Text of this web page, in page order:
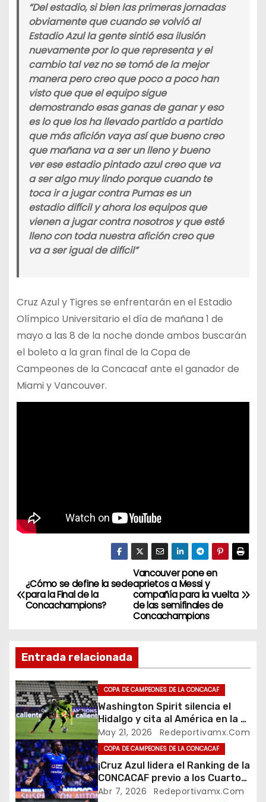
“Del estadio, si bien las primeras jornadas
obviamente que cuando se volvió al
Estadio Azul la gente sintió esa ilusión
nuevamente por lo que representa y el
cambio tal vez no se tomó de la mejor
manera pero creo que poco a poco han
visto que que el equipo sigue
demostrando esas ganas de ganar y eso
es lo que los ha llevado partido a partido
que más afición vaya así que bueno creo
que mañana va a ser un lleno y bueno
ver ese estadio pintado azul creo que va
a ser algo muy lindo porque cuando te
toca ir a jugar contra Pumas es un
estadio difícil y ahora los equipos que
vienen a jugar contra nosotros y que esté
lleno con toda nuestra afición creo que
va a ser igual de difícil”
Cruz Azul y Tigres se enfrentarán en el Estadio
Olímpico Universitario el día de mañana 1 de
mayo a las 8 de la noche donde ambos buscarán
el boleto a la gran final de la Copa de
Campeones de la Concacaf ante el ganador de
Miami y Vancouver.
N
a
e
g
a
c
i
ó
Vancouver pone en
aprietos a Messi y
compañía para la vuelta
de las semifinales de
Concachampions
¿Cómo se define la sede
para la Final de la
Concachampions?
Entrada relacionada
COPA DE CAMPEONES DE LA CONCACAF
Washington Spirit silencia el
Hidalgo y cita al América en la W
Champions Cup
May 21, 2026 Redeportivamx.com
COPA DE CAMPEONES DE LA CONCACAF
¡Cruz Azul lidera el Ranking de la
CONCACAF previo a los Cuartos
de Final de Concachampions
Abr 7, 2026 Redeportivamx.com